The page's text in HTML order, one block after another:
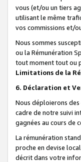
vous (et/ou un tiers
utilisant le même
vos commissions et/
Nous sommes
ou la Rémunération
tout moment tout ou
Limitations de la
6. Déclaration et
Nous déploierons
cadre de notre suivi
gagnées au cours de
La rémunération
proche en devise
décrit dans votre